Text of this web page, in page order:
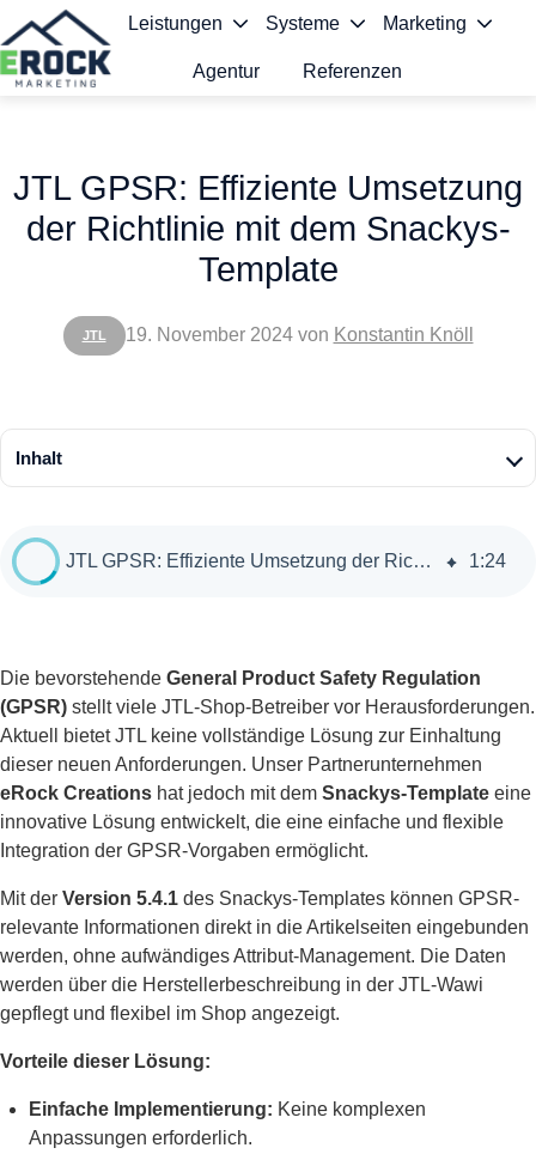
Leistungen Systeme Marketing
Agentur Referenzen
JTL
JTL GPSR: Effiziente Umsetzung
der Richtlinie mit dem Snackys-
Template
19. November 2024von Konstantin Knöll
Inhalt
JTL GPSR: Effiziente Umsetzung der Richtlinie mit dem Snackys-Template 1:24
Die bevorstehende General Product Safety Regulation
(GPSR) stellt viele JTL-Shop-Betreiber vor Herausforderungen.
Aktuell bietet JTL keine vollständige Lösung zur Einhaltung
dieser neuen Anforderungen. Unser Partnerunternehmen
eRock Creations hat jedoch mit dem Snackys-Template eine
innovative Lösung entwickelt, die eine einfache und flexible
Integration der GPSR-Vorgaben ermöglicht.
Mit der Version 5.4.1 des Snackys-Templates können GPSR-
relevante Informationen direkt in die Artikelseiten eingebunden
werden, ohne aufwändiges Attribut-Management. Die Daten
werden über die Herstellerbeschreibung in der JTL-Wawi
gepflegt und flexibel im Shop angezeigt.
Vorteile dieser Lösung:
Einfache Implementierung: Keine komplexen
Anpassungen erforderlich.